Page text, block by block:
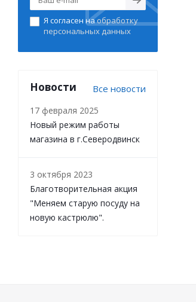
Я согласен наобработку
персональных данных
Новости Все новости
17 февраля 2025
Новый режим работы
магазина в г.Северодвинск
3 октября 2023
Благотворительная акция
"Меняем старую посуду на
новую кастрюлю".